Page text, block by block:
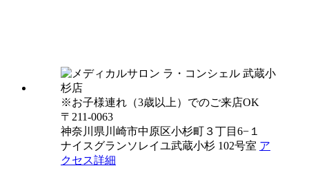
※お子様連れ（3歳以上）でのご来店OK
〒211-0063
神奈川県川崎市中原区小杉町３丁目6−１
ナイスグランソレイユ武蔵小杉 102号室 ア
クセス詳細